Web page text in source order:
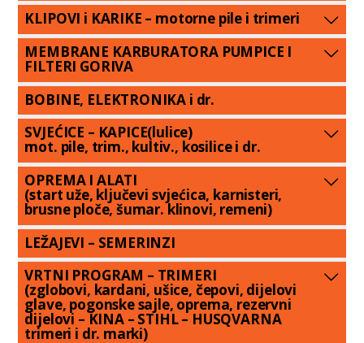
KLIPOVI i KARIKE – motorne pile i trimeri
MEMBRANE KARBURATORA PUMPICE I
FILTERI GORIVA
BOBINE, ELEKTRONIKA i dr.
SVJEĆICE – KAPICE(lulice)
mot. pile, trim., kultiv., kosilice i dr.
OPREMA I ALATI
(start uže, ključevi svjećica, karnisteri,
brusne ploče, šumar. klinovi, remeni)
LEŽAJEVI – SEMERINZI
VRTNI PROGRAM – TRIMERI
(zglobovi, kardani, ušice, čepovi, dijelovi
glave, pogonske sajle, oprema, rezervni
dijelovi – KINA – STIHL – HUSQVARNA
trimeri i dr. marki)